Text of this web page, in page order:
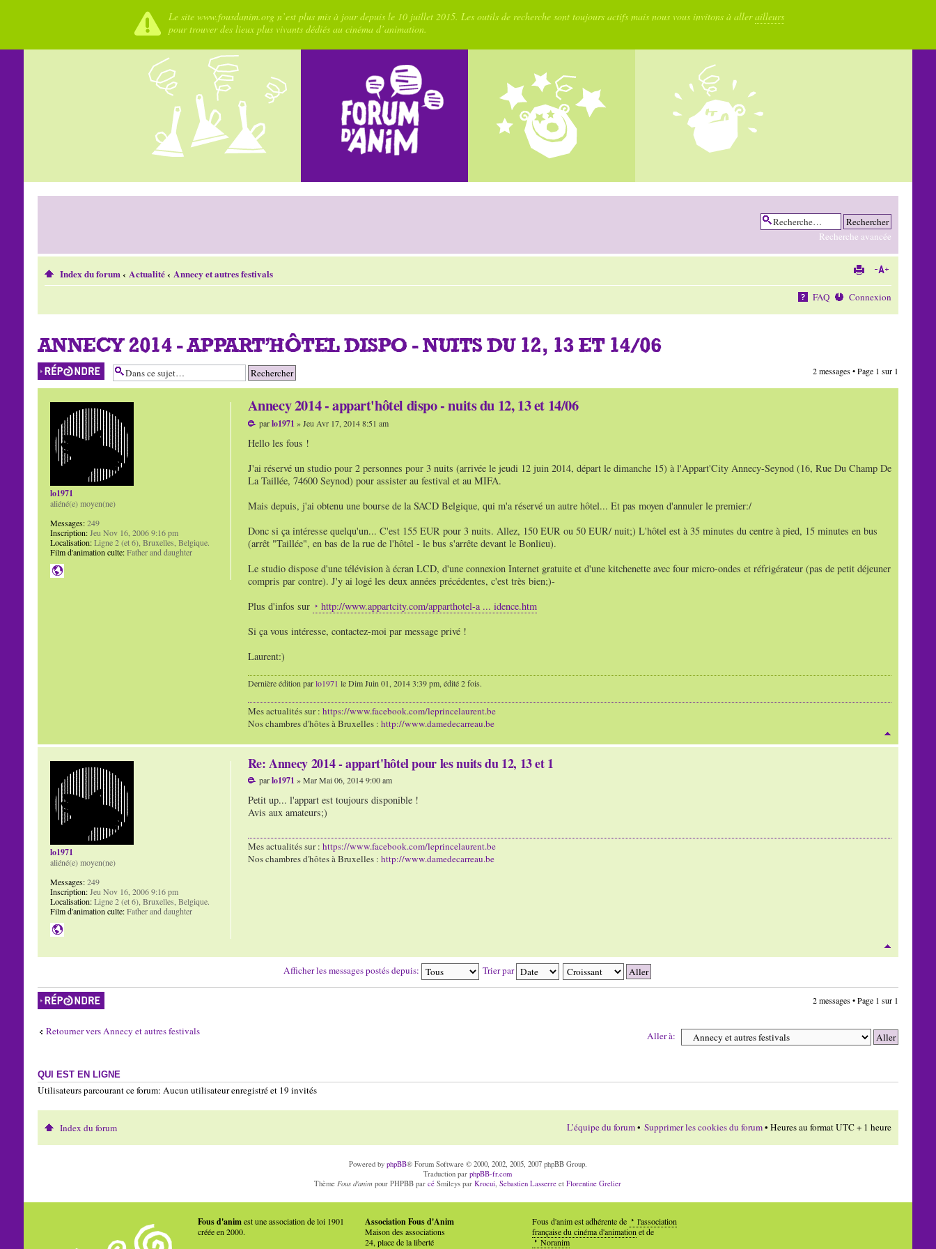
Le site www.fousdanim.org n’est plus mis à jour depuis le 10 juillet 2015. Les outils de recherche sont toujours actifs mais nous vous invitons à allerailleurs
pour trouver des lieux plus vivants dédiés au cinéma d’animation.
Recherche avancée
Index du forum‹ Actualité‹ Annecy et autres festivals
FAQ Connexion
ANNECY 2014 - APPART'HÔTEL DISPO - NUITS DU 12, 13 ET 14/06
Répondre 2 messages • Page 1 sur 1
Annecy 2014 - appart'hôtel dispo - nuits du 12, 13 et 14/06
parlo1971 » Jeu Avr 17, 2014 8:51 am
Hello les fous !
J'ai réservé un studio pour 2 personnes pour 3 nuits (arrivée le jeudi 12 juin 2014, départ le dimanche 15) à l'Appart'City Annecy-Seynod (16, Rue Du Champ De
La Taillée, 74600 Seynod) pour assister au festival et au MIFA.
Mais depuis, j'ai obtenu une bourse de la SACD Belgique, qui m'a réservé un autre hôtel... Et pas moyen d'annuler le premier:/
Donc si ça intéresse quelqu'un... C'est 155 EUR pour 3 nuits. Allez, 150 EUR ou 50 EUR/ nuit;) L'hôtel est à 35 minutes du centre à pied, 15 minutes en bus
(arrêt "Taillée", en bas de la rue de l'hôtel - le bus s'arrête devant le Bonlieu).
Le studio dispose d'une télévision à écran LCD, d'une connexion Internet gratuite et d'une kitchenette avec four micro-ondes et réfrigérateur (pas de petit déjeuner
compris par contre). J'y ai logé les deux années précédentes, c'est très bien;)-
Plus d'infos sur
http://www.appartcity.com/apparthotel-a ... idence.htm
Si ça vous intéresse, contactez-moi par message privé !
Laurent:)
Dernière édition parlo1971 le Dim Juin 01, 2014 3:39 pm, édité 2 fois.
Mes actualités sur : https://www.facebook.com/leprincelaurent.be
Nos chambres d'hôtes à Bruxelles : http://www.damedecarreau.be
lo1971
aliéné(e) moyen(ne)
Messages:249
Inscription:Jeu Nov 16, 2006 9:16 pm
Localisation:Ligne 2 (et 6), Bruxelles, Belgique.
Film d'animation culte:Father and daughter
Re: Annecy 2014 - appart'hôtel pour les nuits du 12, 13 et 1
parlo1971 » Mar Mai 06, 2014 9:00 am
Petit up... l'appart est toujours disponible !
Avis aux amateurs;)
Mes actualités sur : https://www.facebook.com/leprincelaurent.be
Nos chambres d'hôtes à Bruxelles : http://www.damedecarreau.be
lo1971
aliéné(e) moyen(ne)
Messages:249
Inscription:Jeu Nov 16, 2006 9:16 pm
Localisation:Ligne 2 (et 6), Bruxelles, Belgique.
Film d'animation culte:Father and daughter
Afficher les messages postés depuis: Trier par
Répondre 2 messages • Page 1 sur 1
Retourner vers Annecy et autres festivals Aller à:
QUI EST EN LIGNE
Utilisateurs parcourant ce forum: Aucun utilisateur enregistré et 19 invités
Index du forum L’équipe du forum• Supprimer les cookies du forum• Heures au format UTC + 1 heure
Powered by phpBB® Forum Software © 2000, 2002, 2005, 2007 phpBB Group.
Traduction parphpBB-fr.com
Thème Fous d'anim pour PHPBB parcé Smileys parKrocui ,Sebastien Lasserre etFlorentine Grelier
Fous d'animest une association de loi 1901
créée en 2000.
Association Fous d'Anim
Maison des associations
24, place de la liberté
Fous d'anim est adhérente de
l'association
française du cinéma d'animation et de
Noranim